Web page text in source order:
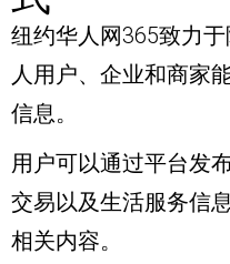
纽约华人网365致力
人用户、企业和商家
信息。
用户可以通过平台发
交易以及生活服务信
相关内容。